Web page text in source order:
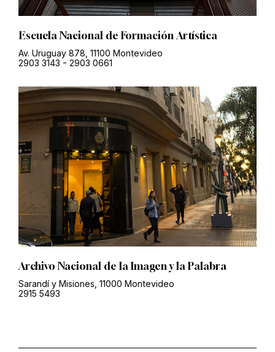
Escuela Nacional de Formación Artística
Av. Uruguay 878, 11100 Montevideo
2903 3143 - 2903 0661
Archivo Nacional de la Imagen y la Palabra
Sarandí y Misiones, 11000 Montevideo
2915 5493